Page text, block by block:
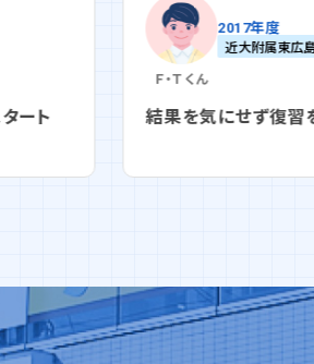
中 修道中
続ければ、努力は実る 苦